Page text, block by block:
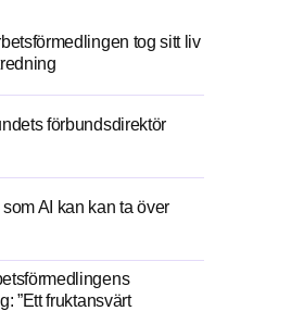
tog sitt liv
förbundsdirektör
AI kan kan ta över
”Ett fruktansvärt